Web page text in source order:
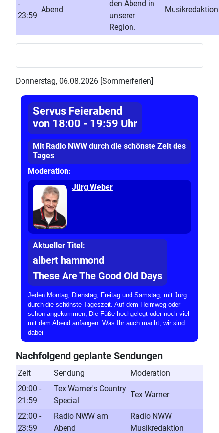
-
23:59
Abend
den Abend in
unserer
Region.
Musikredaktion
Donnerstag, 06.08.2026 [Sommerferien]
Servus Feierabend
von 18:00 - 19:59 Uhr
Mit Radio NWW durch die schönste Zeit des
Tages
Moderation:
Jürg Weber
Aktueller Titel:
albert hammond
These Are The Good Old Days
Jeden Montag, Dienstag, Freitag und Samstag, mit Jürg
durch die schönste Tageszeit. Auf dem Heimweg oder
schon angekommen, Die Füße hochgelegt oder noch viel
mit dem Abend anfangen. Was Ihr auch macht, wir sind
dabei.
Nachfolgend geplante Sendungen
Zeit Sendung
Moderation
20:00 -
21:59
Tex Warner's Country
Special
Tex Warner
22:00 -
23:59
Radio NWW am
Abend
Radio NWW
Musikredaktion